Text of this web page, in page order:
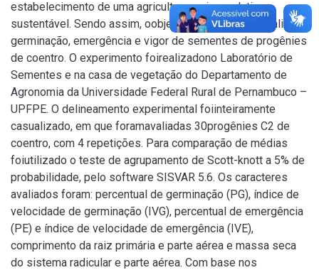
estabelecimento de uma agricultura mais produtiva e
sustentável. Sendo assim, oobjetivo do projeto foiavaliar a
germinação, emergência e vigor de sementes de progênies
de coentro. O experimento foirealizadono Laboratório de
Sementes e na casa de vegetação do Departamento de
Agronomia da Universidade Federal Rural de Pernambuco –
UPFPE. O delineamento experimental foiinteiramente
casualizado, em que foramavaliadas 30progênies C2 de
coentro, com 4 repetições. Para comparação de médias
foiutilizado o teste de agrupamento de Scott-knott a 5% de
probabilidade, pelo software SISVAR 5.6. Os caracteres
avaliados foram: percentual de germinação (PG), índice de
velocidade de germinação (IVG), percentual de emergência
(PE) e índice de velocidade de emergência (IVE),
comprimento da raiz primária e parte aérea e massa seca
do sistema radicular e parte aérea. Com base nos